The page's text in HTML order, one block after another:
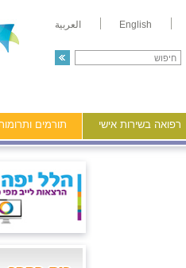
English العربية
רפואה בשירות אישי תורמים